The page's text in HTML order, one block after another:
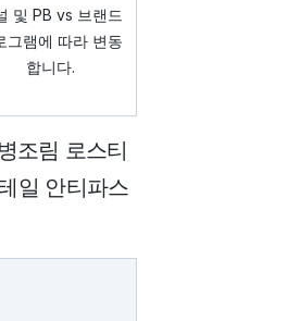
및 PB vs 브랜드
그램에 따라 변동
합니다.
조림 로스티
일 안티파스